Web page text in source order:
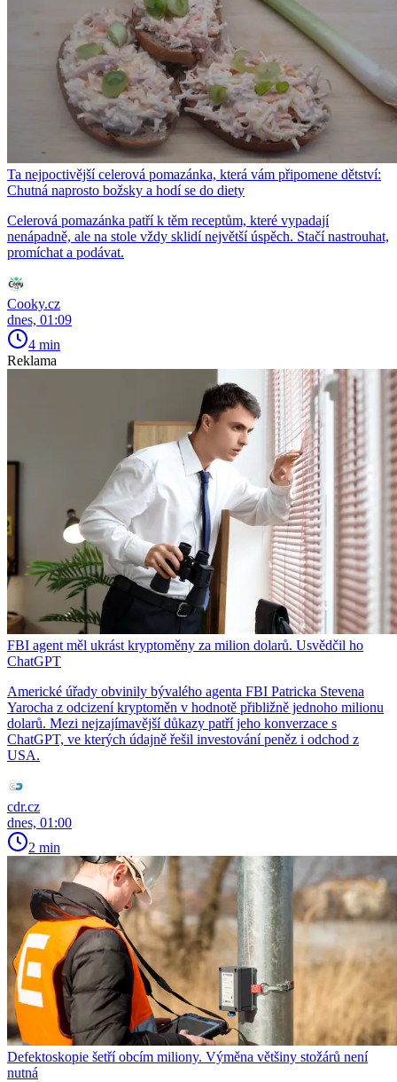
Ta nejpoctivější celerová pomazánka, která vám připomene dětství:
Chutná naprosto božsky a hodí se do diety
Celerová pomazánka patří k těm receptům, které vypadají
nenápadně, ale na stole vždy sklidí největší úspěch. Stačí nastrouhat,
promíchat a podávat.
Cooky.cz
dnes, 01:09
4 min
Reklama
FBI agent měl ukrást kryptoměny za milion dolarů. Usvědčil ho
ChatGPT
Americké úřady obvinily bývalého agenta FBI Patricka Stevena
Yarocha z odcizení kryptoměn v hodnotě přibližně jednoho milionu
dolarů. Mezi nejzajímavější důkazy patří jeho konverzace s
ChatGPT, ve kterých údajně řešil investování peněz i odchod z
USA.
cdr.cz
dnes, 01:00
2 min
Defektoskopie šetří obcím miliony. Výměna většiny stožárů není
nutná